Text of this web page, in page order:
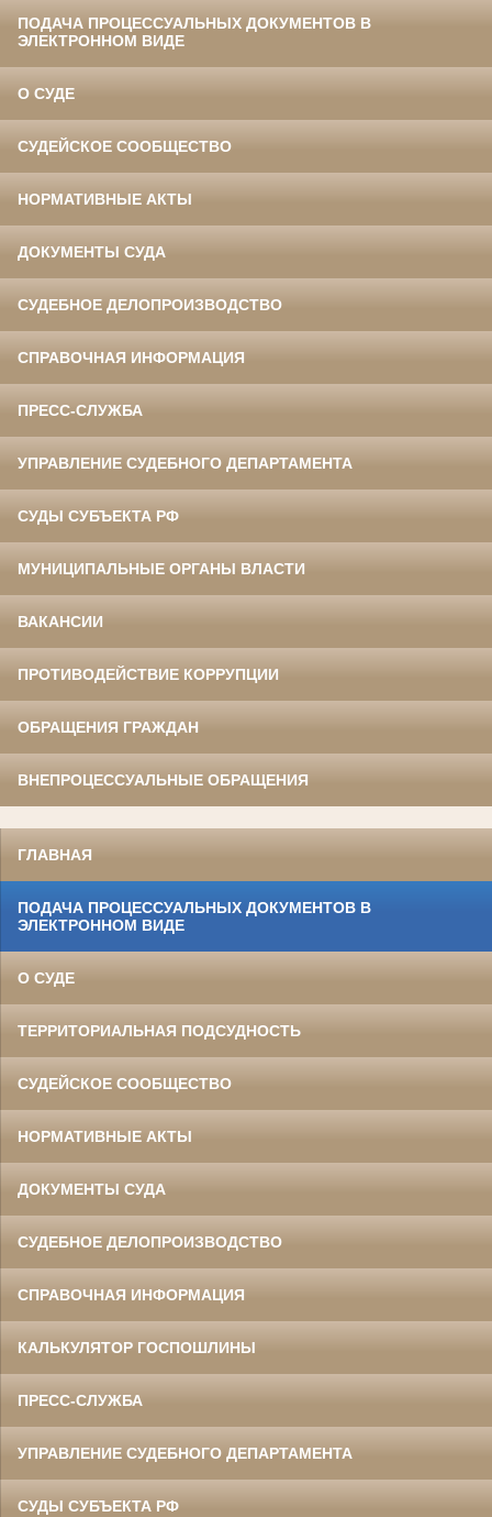
ПОДАЧА ПРОЦЕССУАЛЬНЫХ ДОКУМЕНТОВ В
ЭЛЕКТРОННОМ ВИДЕ
О СУДЕ
СУДЕЙСКОЕ СООБЩЕСТВО
НОРМАТИВНЫЕ АКТЫ
ДОКУМЕНТЫ СУДА
СУДЕБНОЕ ДЕЛОПРОИЗВОДСТВО
СПРАВОЧНАЯ ИНФОРМАЦИЯ
ПРЕСС-СЛУЖБА
УПРАВЛЕНИЕ СУДЕБНОГО ДЕПАРТАМЕНТА
СУДЫ СУБЪЕКТА РФ
МУНИЦИПАЛЬНЫЕ ОРГАНЫ ВЛАСТИ
ВАКАНСИИ
ПРОТИВОДЕЙСТВИЕ КОРРУПЦИИ
ОБРАЩЕНИЯ ГРАЖДАН
ВНЕПРОЦЕССУАЛЬНЫЕ ОБРАЩЕНИЯ
ГЛАВНАЯ
ПОДАЧА ПРОЦЕССУАЛЬНЫХ ДОКУМЕНТОВ В
ЭЛЕКТРОННОМ ВИДЕ
О СУДЕ
ТЕРРИТОРИАЛЬНАЯ ПОДСУДНОСТЬ
СУДЕЙСКОЕ СООБЩЕСТВО
НОРМАТИВНЫЕ АКТЫ
ДОКУМЕНТЫ СУДА
СУДЕБНОЕ ДЕЛОПРОИЗВОДСТВО
СПРАВОЧНАЯ ИНФОРМАЦИЯ
КАЛЬКУЛЯТОР ГОСПОШЛИНЫ
ПРЕСС-СЛУЖБА
УПРАВЛЕНИЕ СУДЕБНОГО ДЕПАРТАМЕНТА
СУДЫ СУБЪЕКТА РФ